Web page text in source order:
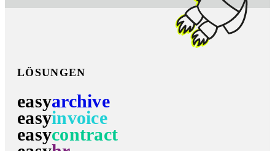
LÖSUNGEN
easyarchive
easyinvoice
easycontract